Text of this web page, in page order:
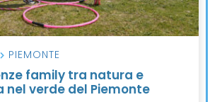
PIEMONTE
family tra natura e
nel verde del Piemonte